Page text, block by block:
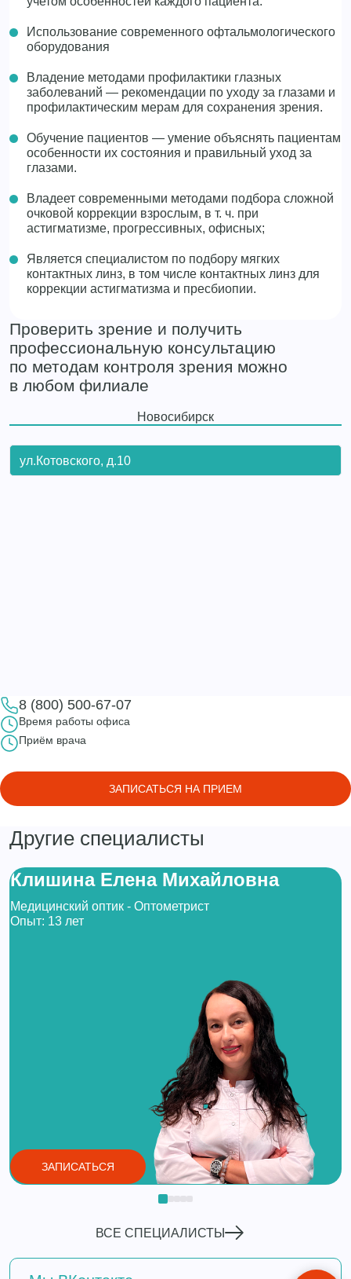
Использование современного офтальмологического
оборудования
Владение методами профилактики глазных
заболеваний — рекомендации по уходу за глазами и
профилактическим мерам для сохранения зрения.
Обучение пациентов — умение объяснять пациентам
особенности их состояния и правильный уход за
глазами.
Владеет современными методами подбора сложной
очковой коррекции взрослым, в т. ч. при
астигматизме, прогрессивных, офисных;
Является специалистом по подбору мягких
контактных линз, в том числе контактных линз для
коррекции астигматизма и пресбиопии.
Проверить зрение и получить
профессиональную консультацию
по методам контроля зрения можно
в любом филиале
Новосибирск
ул.Котовского, д.10
8 (800) 500-67-07
Время работы офиса
Приём врача
ЗАПИСАТЬСЯ НА ПРИЕМ
Другие специалисты
Клишина Елена Михайловна
Медицинский оптик - Оптометрист
Опыт: 13 лет
ЗАПИСАТЬСЯ
ВСЕ СПЕЦИАЛИСТЫ